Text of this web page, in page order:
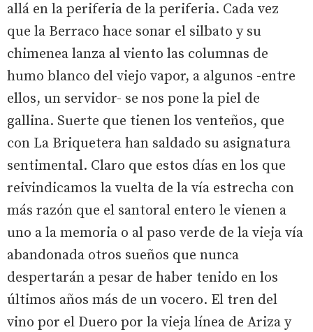
allá en la periferia de la periferia. Cada vez
que la Berraco hace sonar el silbato y su
chimenea lanza al viento las columnas de
humo blanco del viejo vapor, a algunos -entre
ellos, un servidor- se nos pone la piel de
gallina. Suerte que tienen los venteños, que
con La Briquetera han saldado su asignatura
sentimental. Claro que estos días en los que
reivindicamos la vuelta de la vía estrecha con
más razón que el santoral entero le vienen a
uno a la memoria o al paso verde de la vieja vía
abandonada otros sueños que nunca
despertarán a pesar de haber tenido en los
últimos años más de un vocero. El tren del
vino por el Duero por la vieja línea de Ariza y